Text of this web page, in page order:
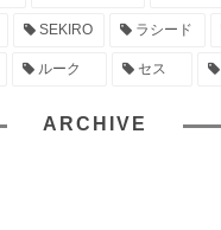
SEKIRO ラシード
ルーク セス
ARCHIVE